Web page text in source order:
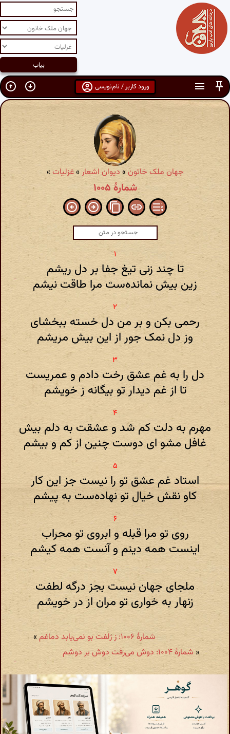
ورود کاربر / نام‌نویسی
جهان ملک خاتون»دیوان اشعار»غزلیات»
شمارهٔ ۱۰۰۵
تا چند زنی تیغ جفا بر دل ریشم
زین بیش نمانده‌ست مرا طاقت نیشم
رحمی بکن و بر من دل خسته ببخشای
وز دل نمک جور از این بیش مریشم
دل را به غم عشق رخت دادم و عمریست
تا از غم دیدار تو بیگانه ز خویشم
مهرم به دلت کم شد و عشقت به دلم بیش
غافل مشو ای دوست چنین از کم و بیشم
استاد غم عشق تو را نیست جز این کار
کاو نقش خیال تو نهاده‌ست به پیشم
روی تو مرا قبله و ابروی تو محراب
اینست همه دینم و آنست همه کیشم
ملجای جهان نیست بجز درگه لطفت
زنهار به خواری تو مران از در خویشم
شمارهٔ ۱۰۰۶: ز زلفت بو نمی‌یابد دماغم
»
« شمارهٔ ۱۰۰۴: دوش می‌رفت دوش بر دوشم